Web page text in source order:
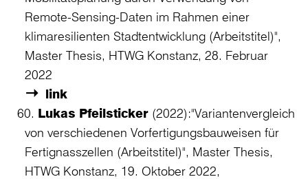
Remote-Sensing-Daten im Rahmen einer
klimaresilienten Stadtentwicklung (Arbeitstitel)",
Master Thesis, HTWG Konstanz, 28. Februar
2022
link
Lukas Pfeilsticker (2022):"Variantenvergleich
von verschiedenen Vorfertigungsbauweisen für
Fertignasszellen (Arbeitstitel)", Master Thesis,
HTWG Konstanz, 19. Oktober 2022,